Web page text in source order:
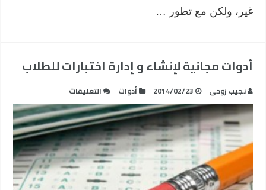
غير، ولكن مع تطور …
أدوات مجانية لإنشاء و إدارة اختبارات للطلاب
نجيب زوحى 2014/02/23 أدوات التعليقات
أدوات
مجانية
لإنشاء
و
إدارة
اختبارات
للطلاب